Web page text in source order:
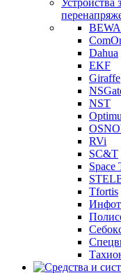
Dahua
EKF
Giraffe
NST
RVi
SC&T
Space
Tfortis